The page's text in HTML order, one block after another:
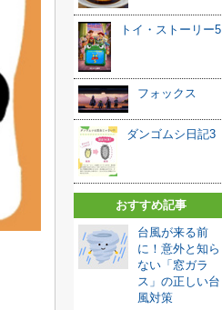
トイ・ストーリー5
フォックス
ダンゴムシ日記3
おすすめ記事
台風が来る前
に！意外と知ら
ない「窓ガラ
ス」の正しい台
風対策